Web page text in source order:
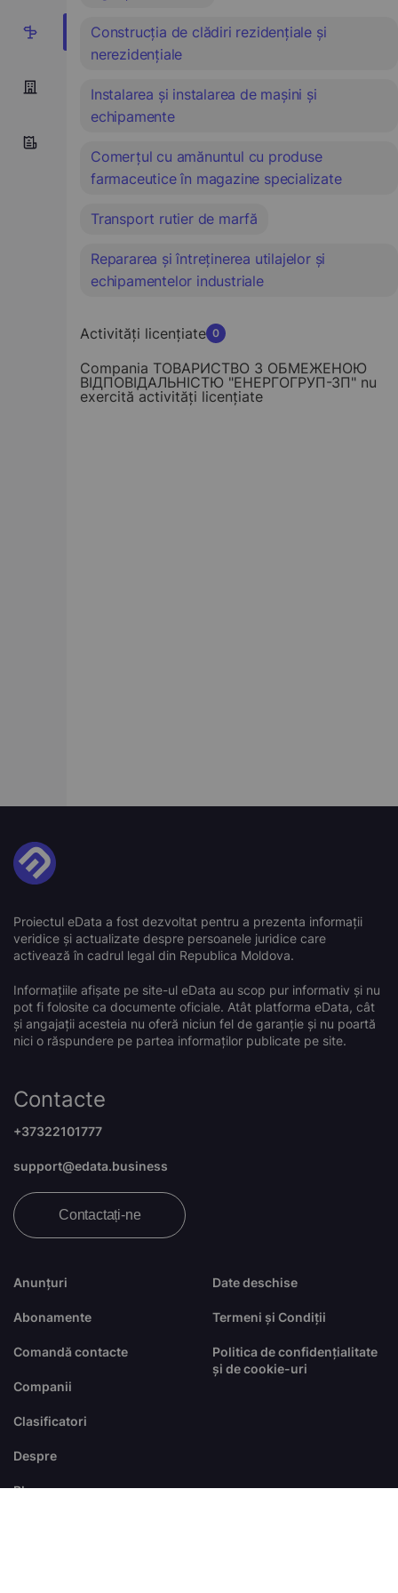
9
Construcția de clădiri rezidențiale și
nerezidențiale
Instalarea și instalarea de mașini și
echipamente
Comerțul cu amănuntul cu produse
farmaceutice în magazine specializate
Transport rutier de marfă
Repararea și întreținerea utilajelor și
echipamentelor industriale
Activități licențiate 0
Compania ТОВАРИСТВО З ОБМЕЖЕНОЮ
ВІДПОВІДАЛЬНІСТЮ "ЕНЕРГОГРУП-ЗП" nu
exercită activități licențiate
Proiectul eData a fost dezvoltat pentru a prezenta informații
veridice și actualizate despre persoanele juridice care
activează în cadrul legal din Republica Moldova.
Informațiile afișate pe site-ul eData au scop pur informativ și nu
pot fi folosite ca documente oficiale. Atât platforma eData, cât
și angajații acesteia nu oferă niciun fel de garanție și nu poartă
nici o răspundere pe partea informaților publicate pe site.
Anunțuri
Abonamente
Comandă contacte
Companii
Clasificatori
Despre
Blog
Date deschise
Termeni și Condiții
Politica de confidențialitate
și de cookie-uri
Contacte
+37322101777
support@edata.business
Contactați-ne